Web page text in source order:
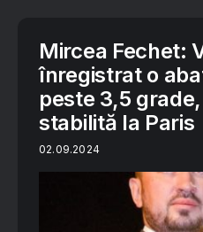
Mircea Fechet:
înregistrat o
peste 3,5
stabilită la Paris
02.09.2024